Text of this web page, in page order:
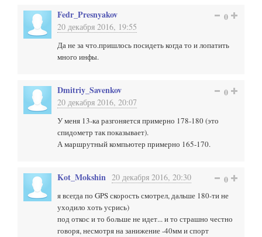
Fedr_Presnyakov
20 декабря 2016, 19:55
0
Да не за что.пришлось посидеть когда то и лопатить
много инфы.
Dmitriy_Savenkov
20 декабря 2016, 20:07
0
У меня 13-ка разгоняется примерно 178-180 (это
спидометр так показывает).
А маршрутный компьютер примерно 165-170.
Kot_Mokshin 20 декабря 2016, 20:30 0
я всегда по GPS скорость смотрел, дальше 180-ти не
уходило хоть усрись)
под откос и то больше не идет... и то страшно честно
говоря, несмотря на занижение -40мм и спорт